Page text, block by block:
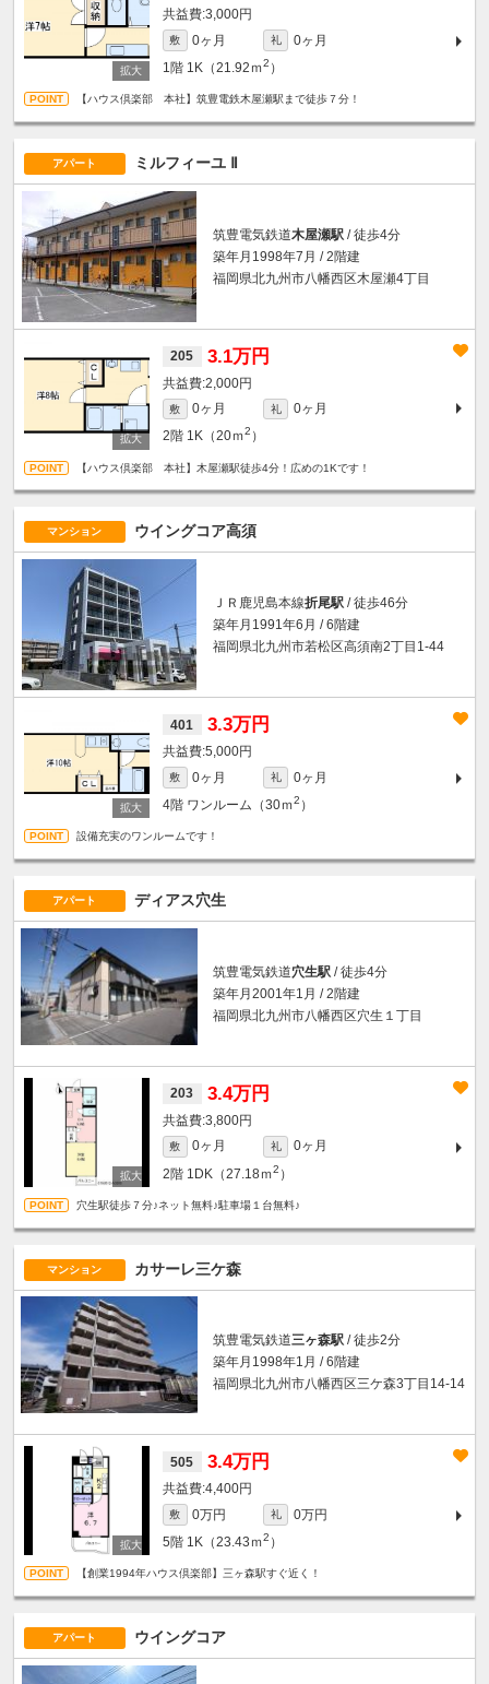
3,000円
敷 0ヶ月 礼
0ヶ月
1階 1K（21.92ｍ2 ）
【ハウス倶楽部 本社】筑豊電鉄木屋瀬駅まで徒歩７分！
アパート ミルフィーユ Ⅱ
筑豊電気鉄道木屋瀬駅 / 徒歩4分
築年月1998年7月 / 2階建
福岡県北九州市八幡西区木屋瀬4丁目
205 3.1万円
2,000円
敷 0ヶ月 礼
0ヶ月
2階 1K（20ｍ2 ）
【ハウス倶楽部 本社】木屋瀬駅徒歩4分！広めの1Kです！
マンション ウイングコア高須
ＪＲ鹿児島本線折尾駅 / 徒歩46分
築年月1991年6月 / 6階建
福岡県北九州市若松区高須南2丁目1-44
401 3.3万円
5,000円
敷 0ヶ月 礼
0ヶ月
4階 ワンルーム（30ｍ2 ）
設備充実のワンルームです！
アパート ディアス穴生
筑豊電気鉄道穴生駅 / 徒歩4分
築年月2001年1月 / 2階建
福岡県北九州市八幡西区穴生１丁目
203 3.4万円
3,800円
敷 0ヶ月 礼
0ヶ月
2階 1DK（27.18ｍ2 ）
穴生駅徒歩７分♪ネット無料♪駐車場１台無料♪
マンション カサーレ三ケ森
筑豊電気鉄道三ヶ森駅 / 徒歩2分
築年月1998年1月 / 6階建
福岡県北九州市八幡西区三ケ森3丁目14-14
505 3.4万円
4,400円
敷 0万円 礼
0万円
5階 1K（23.43ｍ2 ）
【創業1994年ハウス倶楽部】三ヶ森駅すぐ近く！
アパート ウイングコア